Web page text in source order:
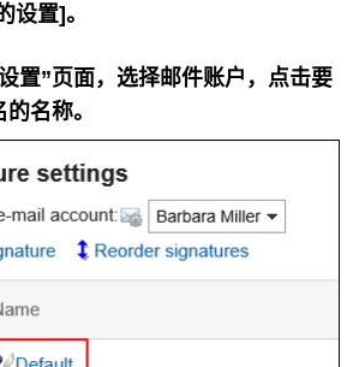
设置]。
置”页面，选择邮件账户，点击要
名称。